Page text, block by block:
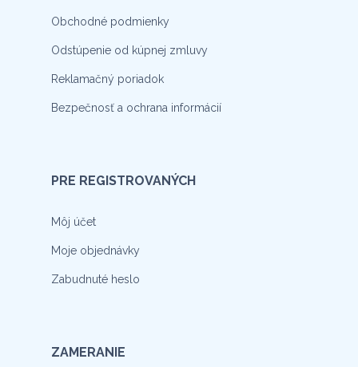
Obchodné podmienky
Odstúpenie od kúpnej zmluvy
Reklamačný poriadok
Bezpečnosť a ochrana informácií
PRE REGISTROVANÝCH
Môj účet
Moje objednávky
Zabudnuté heslo
ZAMERANIE